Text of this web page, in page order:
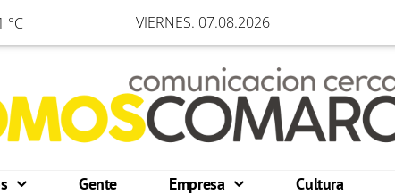
°C VIERNES. 07.08.2026
Gente Empresa Cultura